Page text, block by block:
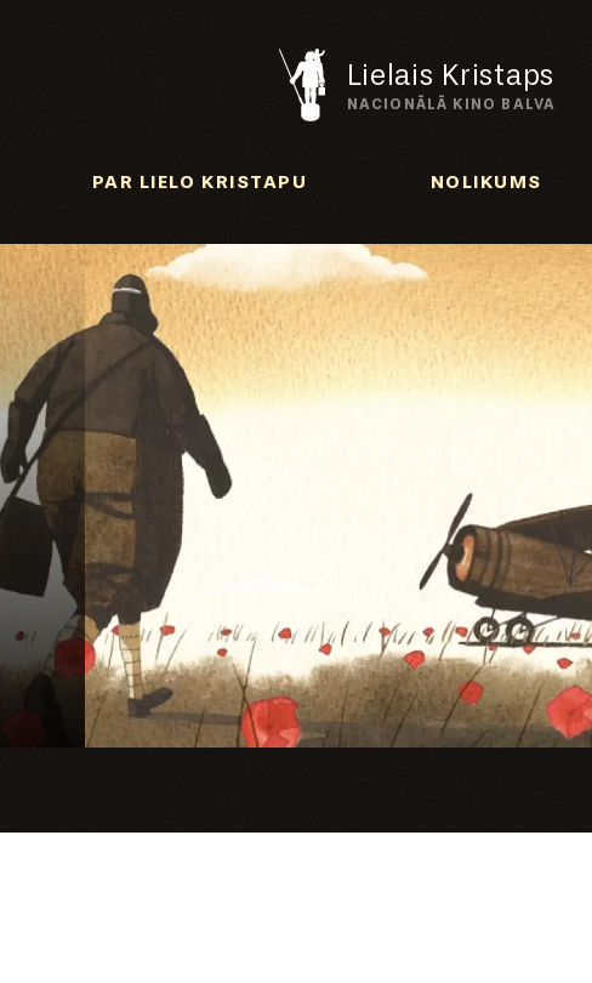
Lielais Kristaps
NACIONĀLĀ KINO BALVA
PAR LIELO KRISTAPU NOLIKUMS